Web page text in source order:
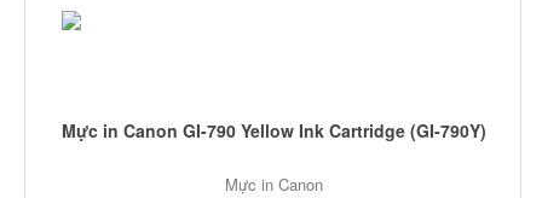
Mực in Canon GI-790 Yellow Ink Cartridge (GI-790Y)
Mực in Canon